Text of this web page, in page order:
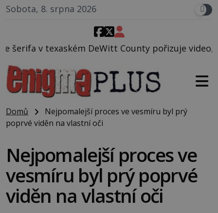
Sobota, 8. srpna 2026
County pořizuje video, na kterém před jeho
Domů
Nejpomalejší proces ve vesmíru byl prý
poprvé viděn na vlastní oči
Nejpomalejší proces ve
vesmíru byl prý poprvé
viděn na vlastní oči